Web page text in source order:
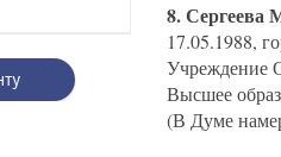
8. Сергеева
17.05.1988,
Учреждение
Высшее
(В Думе